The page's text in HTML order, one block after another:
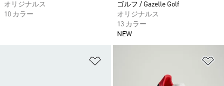
オリジナルス
10 カラー
ゴルフ / Gazelle Golf
オリジナルス
13 カラー
NEW